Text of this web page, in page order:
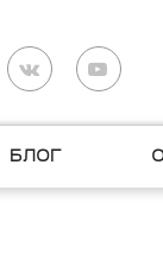
БЛОГ